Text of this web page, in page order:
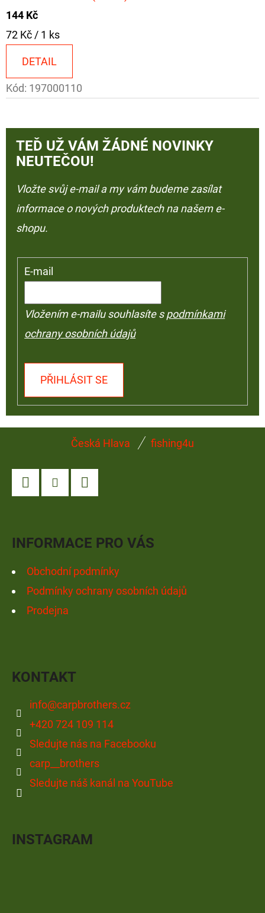
144 Kč
Měrná
72 Kč / 1 ks
DETAIL
Kód: 197000110
TEĎ UŽ VÁM ŽÁDNÉ NOVINKY
NEUTEČOU!
Vložte svůj e-mail a my vám budeme zasílat
informace o nových produktech na našem e-
shopu.
E-mail
Vložením e-mailu souhlasíte spodmínkami
ochrany osobních údajů
PŘIHLÁSIT SE
Česká Hlava fishing4u
INFORMACE PRO VÁS
Obchodní podmínky
Podmínky ochrany osobních údajů
Prodejna
KONTAKT
info@carpbrothers.cz
+420 724 109 114
Sledujte nás na Facebooku
carp__brothers
Sledujte náš kanál na YouTube
INSTAGRAM